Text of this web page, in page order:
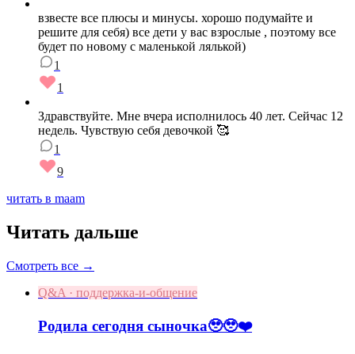
взвесте все плюсы и минусы. хорошо подумайте и
решите для себя) все дети у вас взрослые , поэтому все
будет по новому с маленькой лялькой)
1
1
Здравствуйте. Мне вчера исполнилось 40 лет. Сейчас 12
недель. Чувствую себя девочкой 🥰
1
9
читать в maam
Читать дальше
Смотреть все →
Q&A · поддержка-и-общение
Родила сегодня сыночка🥹🥹❤️